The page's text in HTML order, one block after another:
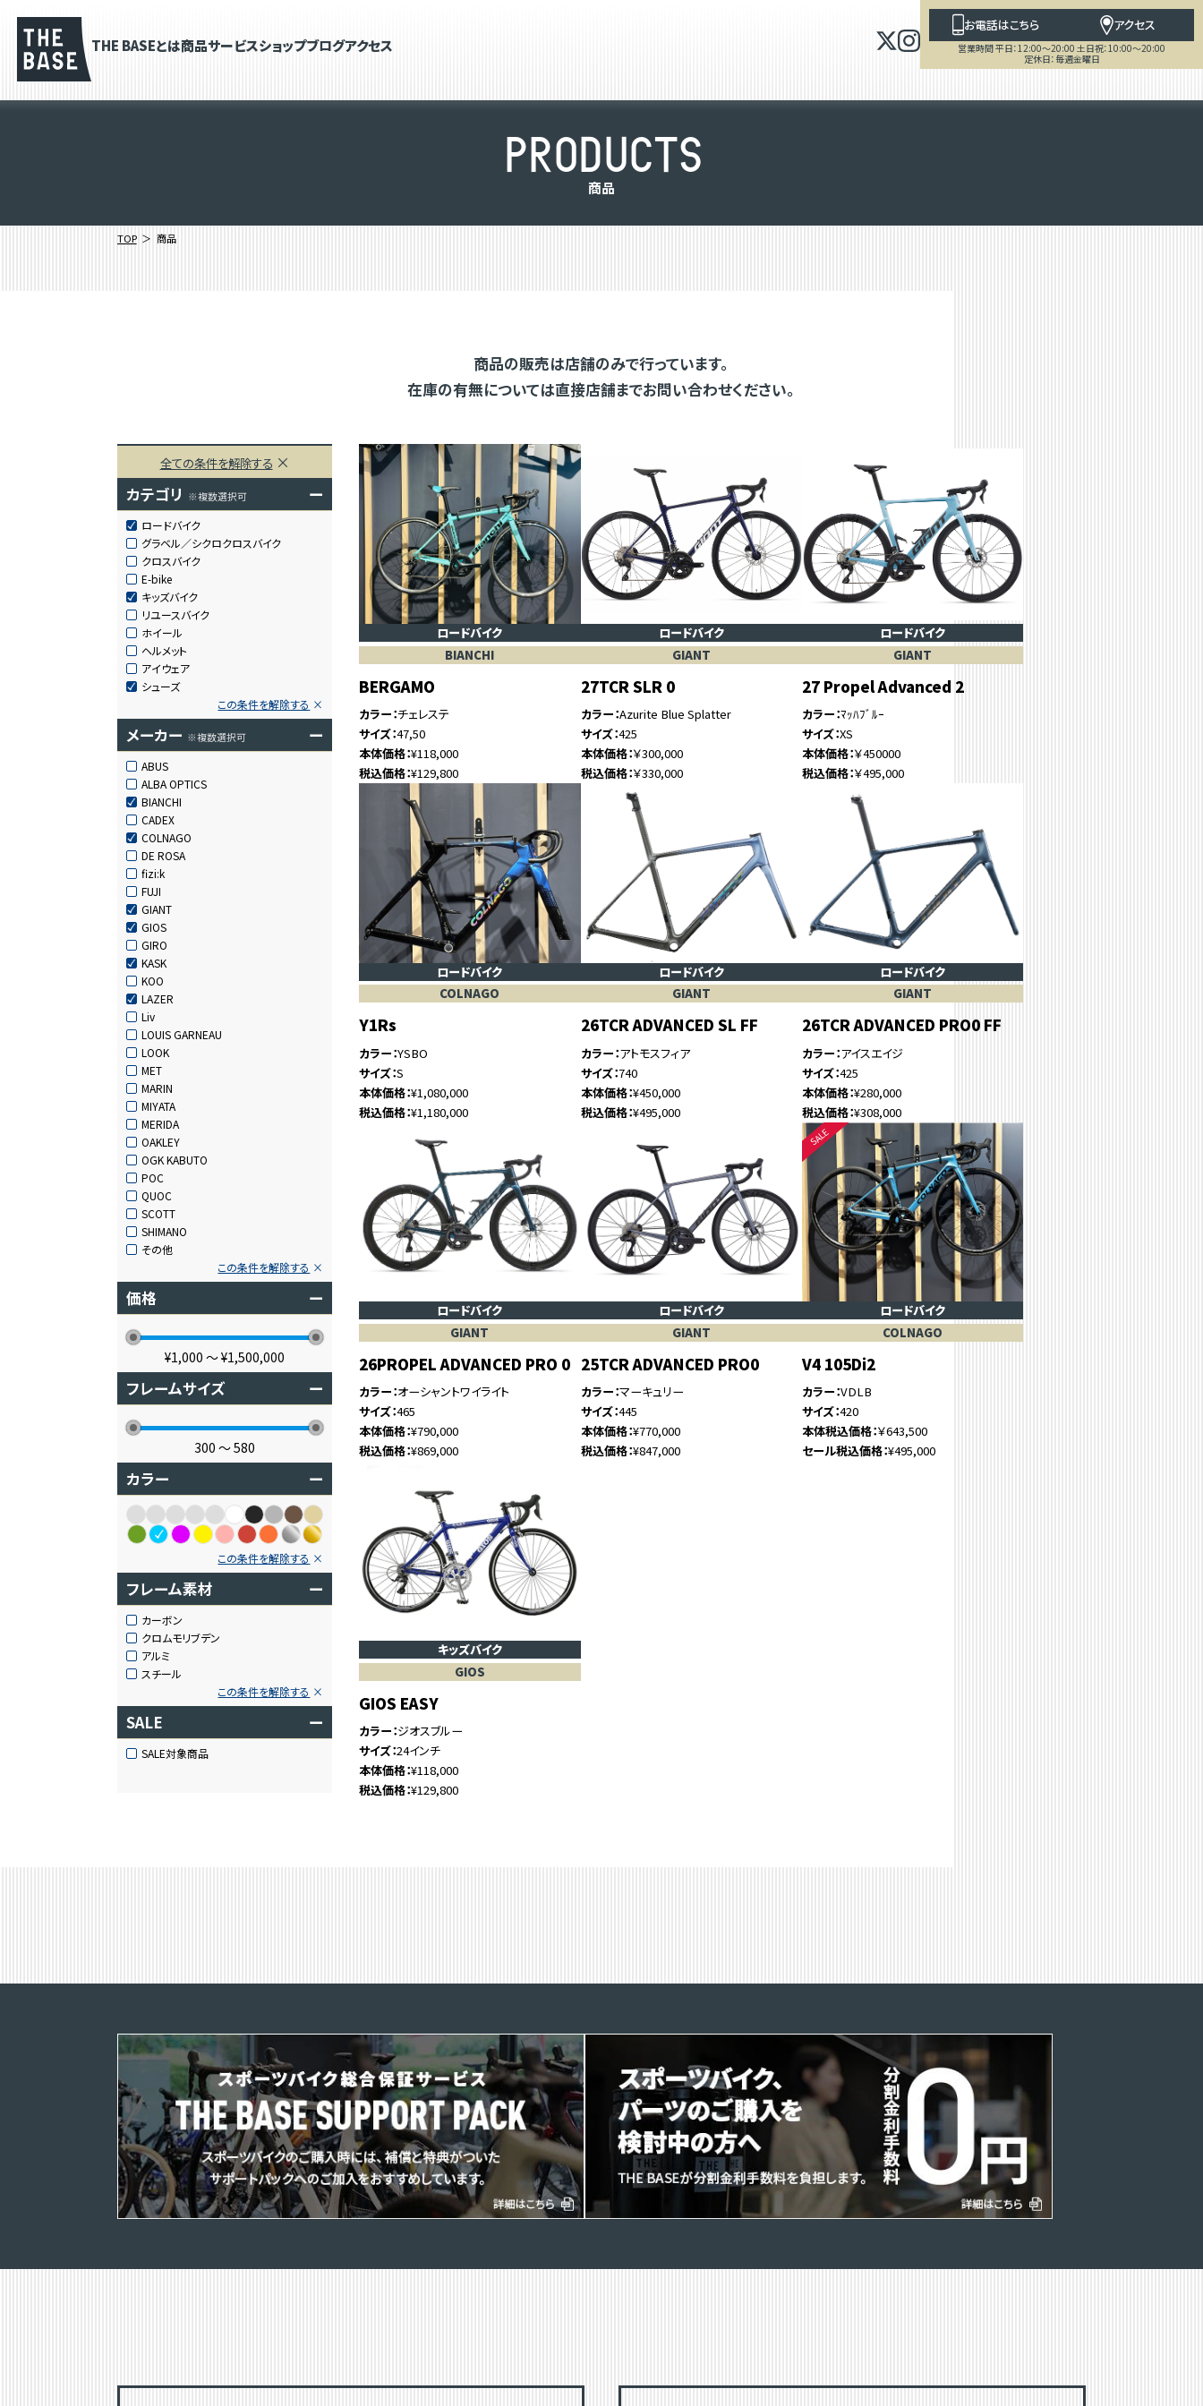
THE BASEとは商品サービスショップブログアクセス
お電話はこちら アクセス
営業時間 平日：12:00～20:00 土日祝：10:00～20:00
定休日：毎週金曜日
PRODUCTS
商品
TOP 商品
商品の販売は店舗のみで行っています。
在庫の有無については直接店舗までお問い合わせください。
全ての条件を解除する
カテゴリ ※複数選択可 ー
ロードバイク
グラベル／シクロクロスバイク
クロスバイク
E-bike
キッズバイク
リユースバイク
ホイール
ヘルメット
アイウェア
シューズ
この条件を解除する
メーカー ※複数選択可 ー
ABUS
ALBA OPTICS
BIANCHI
CADEX
COLNAGO
DE ROSA
fizi:k
FUJI
GIANT
GIOS
GIRO
KASK
KOO
LAZER
Liv
LOUIS GARNEAU
LOOK
MET
MARIN
MIYATA
MERIDA
OAKLEY
OGK KABUTO
POC
QUOC
SCOTT
SHIMANO
その他
この条件を解除する
価格 ー
¥1,000 〜¥1,500,000
フレームサイズ ー
300 〜580
カラー ー
この条件を解除する
フレーム素材 ー
カーボン
クロムモリブデン
アルミ
スチール
この条件を解除する
SALE ー
SALE対象商品
ロードバイク
BIANCHI
BERGAMO
カラー チェレステ
サイズ 47,50
本体価格 ¥118,000
税込価格 ¥129,800
ロードバイク
GIANT
27TCR SLR 0
カラー Azurite Blue Splatter
サイズ 425
本体価格 ￥300,000
税込価格 ￥330,000
ロードバイク
GIANT
27 Propel Advanced 2
カラー ﾏｯﾊﾌﾞﾙｰ
サイズ XS
本体価格 ￥450000
税込価格 ￥495,000
ロードバイク
COLNAGO
Y1Rs
カラー YSBO
サイズ S
本体価格 ¥1,080,000
税込価格 ¥1,180,000
ロードバイク
GIANT
26TCR ADVANCED SL FF
カラー アトモスフィア
サイズ 740
本体価格 ¥450,000
税込価格 ¥495,000
ロードバイク
GIANT
26TCR ADVANCED PRO0 FF
カラー アイスエイジ
サイズ 425
本体価格 ¥280,000
税込価格 ¥308,000
ロードバイク
GIANT
26PROPEL ADVANCED PRO 0
カラー オーシャントワイライト
サイズ 465
本体価格 ¥790,000
税込価格 ¥869,000
ロードバイク
GIANT
25TCR ADVANCED PRO0
カラー マーキュリー
サイズ 445
本体価格 ¥770,000
税込価格 ¥847,000
ロードバイク
COLNAGO
V4 105Di2
カラー VDLB
サイズ 420
本体税込価格 ￥643,500
セール税込価格 ¥495,000
キッズバイク
GIOS
GIOS EASY
カラー ジオスブルー
サイズ 24インチ
本体価格 ¥118,000
税込価格 ¥129,800